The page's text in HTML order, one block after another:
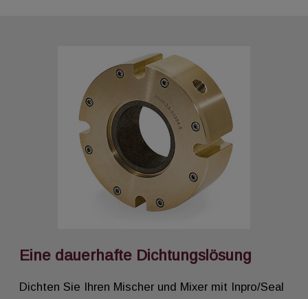
Eine dauerhafte Dichtungslösung
Dichten Sie Ihren Mischer und Mixer mit Inpro/Seal